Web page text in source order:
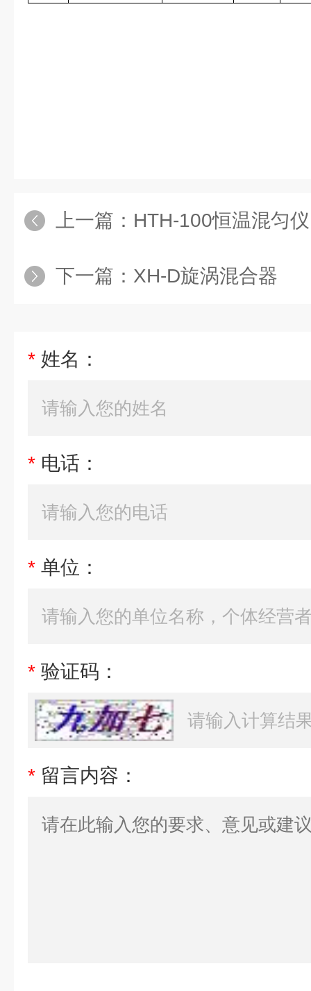
上一篇： HTH-100恒温混匀仪
下一篇： XH-D旋涡混合器
* 姓名：
* 电话：
* 单位：
* 验证码：
* 留言内容：